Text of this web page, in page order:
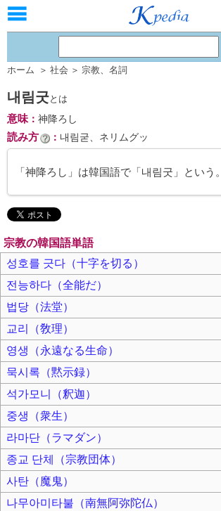
ホーム ＞ 社会 ＞ 宗教、 名詞
내림굿とは
意味： 神降ろし
読み方 ： 내림굳、ネリムグッ
「神降ろし」は韓国語で「내림굿」という。
宗教の韓国語単語
성호를 긋다（十字を切る）
전능하다（全能だ）
법당（法堂）
교리（敎理）
영생（永遠なる生命）
묵시록（黙示録）
석가모니（釈迦）
중생（衆生）
라마단（ラマダン）
종교 단체（宗教団体）
사탄（魔鬼）
나무아미타불（南無阿弥陀仏）